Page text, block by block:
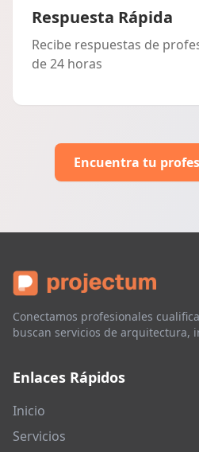
Respuesta Rápida
Recibe respuestas de
de 24 horas
Encuentra tu
Conectamos profesionales
buscan servicios de arquitectura,
Enlaces Rápidos
Inicio
Servicios